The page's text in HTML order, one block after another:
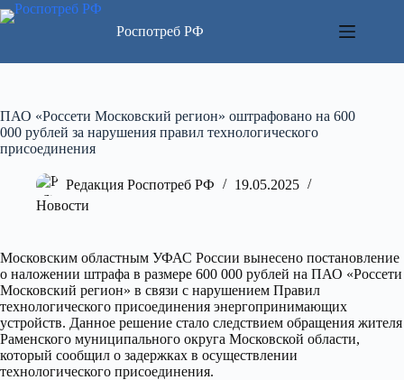
Перейти
к
Роспотреб РФ
ПАО «Россети Московский регион» оштрафовано на 600
000 рублей за нарушения правил технологического
присоединения
Редакция Роспотреб РФ
19.05.2025
Новости
Московским областным УФАС России вынесено постановление
о наложении штрафа в размере 600 000 рублей на ПАО «Россети
Московский регион» в связи с нарушением Правил
технологического присоединения энергопринимающих
устройств. Данное решение стало следствием обращения жителя
Раменского муниципального округа Московской области,
который сообщил о задержках в осуществлении
технологического присоединения.